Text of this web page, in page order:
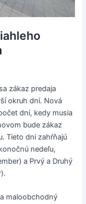
zákaz predaja
okruh dní. Nová
dní, kedy musia
bude zákaz
Tieto dni zahŕňajú
nedeľu,
a Prvý a Druhý
maloobchodný